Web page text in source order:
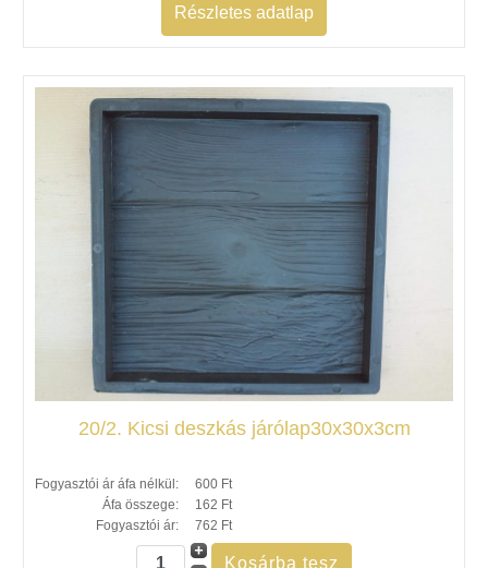
Részletes adatlap
20/2. Kicsi deszkás járólap30x30x3cm
Fogyasztói ár áfa nélkül:
600 Ft
Áfa összege:
162 Ft
Fogyasztói ár:
762 Ft